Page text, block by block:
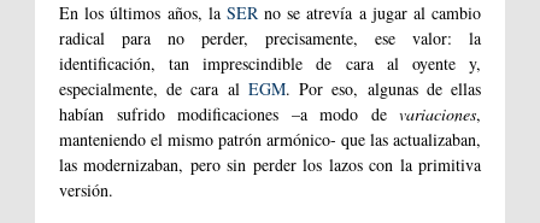
En los últimos años, la SERno se atrevía a jugar al cambio
radical para no perder, precisamente, ese valor: la
identificación, tan imprescindible de cara al oyente y,
especialmente, de cara al EGM. Por eso, algunas de ellas
habían sufrido modificaciones –a modo de variaciones,
manteniendo el mismo patrón armónico- que las actualizaban,
las modernizaban, pero sin perder los lazos con la primitiva
versión.